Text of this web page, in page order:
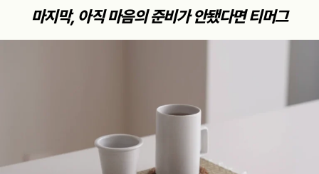
마지막, 아직 마음의 준비가 안됐다면 티머그